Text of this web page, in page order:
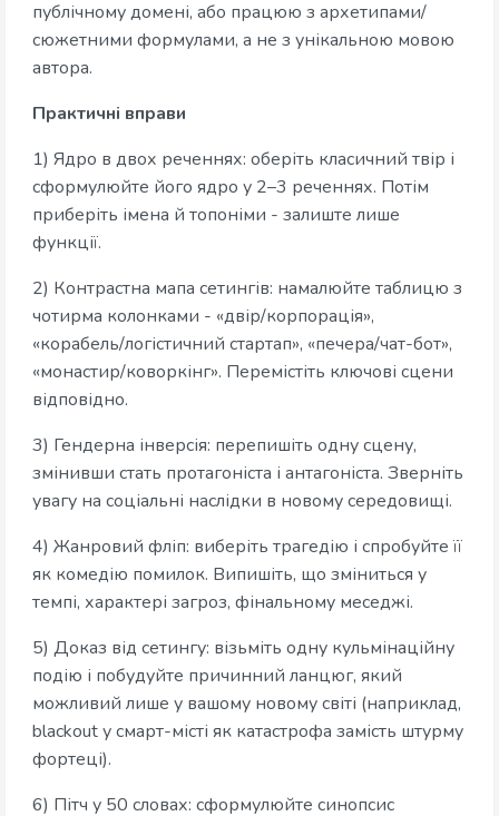
публічному домені, або працюю з архетипами/
сюжетними формулами, а не з унікальною мовою
автора.
Практичні вправи
1) Ядро в двох реченнях: оберіть класичний твір і
сформулюйте його ядро у 2–3 реченнях. Потім
приберіть імена й топоніми - залиште лише
функції.
2) Контрастна мапа сетингів: намалюйте таблицю з
чотирма колонками - «двір/корпорація»,
«корабель/логістичний стартап», «печера/чат-бот»,
«монастир/коворкінг». Перемістіть ключові сцени
відповідно.
3) Гендерна інверсія: перепишіть одну сцену,
змінивши стать протагоніста і антагоніста. Зверніть
увагу на соціальні наслідки в новому середовищі.
4) Жанровий фліп: виберіть трагедію і спробуйте її
як комедію помилок. Випишіть, що зміниться у
темпі, характері загроз, фінальному меседжі.
5) Доказ від сетингу: візьміть одну кульмінаційну
подію і побудуйте причинний ланцюг, який
можливий лише у вашому новому світі (наприклад,
blackout у смарт-місті як катастрофа замість штурму
фортеці).
6) Пітч у 50 словах: сформулюйте синопсис